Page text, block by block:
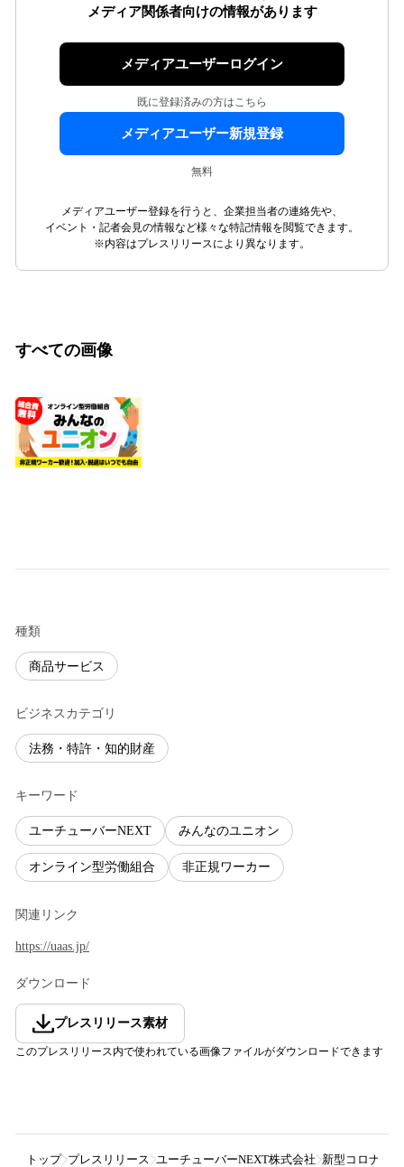
メディア関係者向けの情報があります
メディアユーザーログイン
既に登録済みの方はこちら
メディアユーザー新規登録
無料
メディアユーザー登録を行うと、企業担当者の連絡先や、
イベント・記者会見の情報など様々な特記情報を閲覧できます。
※内容はプレスリリースにより異なります。
すべての画像
種類
商品サービス
ビジネスカテゴリ
法務・特許・知的財産
キーワード
ユーチューバーNEXT みんなのユニオン
オンライン型労働組合 非正規ワーカー
関連リンク
https://uaas.jp/
ダウンロード
プレスリリース素材
このプレスリリース内で使われている画像ファイルがダウンロードできます
トップ プレスリリース ユーチューバーNEXT株式会社 新型コロナで